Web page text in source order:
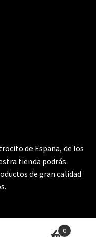
de España, de los
tienda podrás
de gran calidad
0